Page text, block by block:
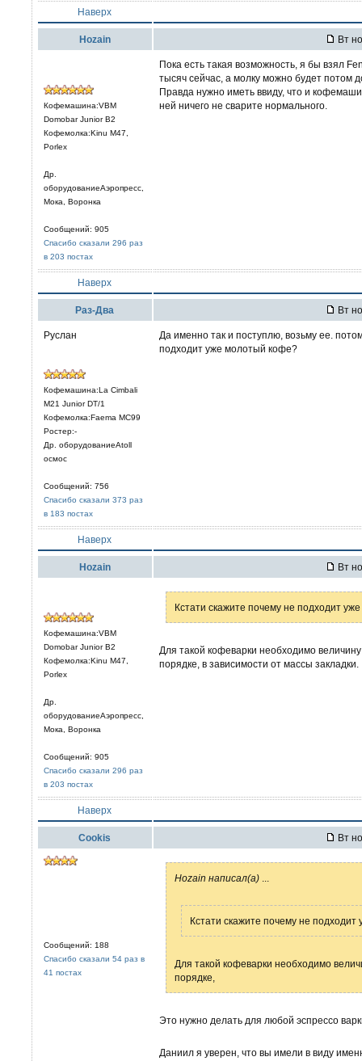
Наверх
Hozain Вт
Кофемашина:VBM
Domobar Junior B2
Кофемолка:Kinu M47,
Porlex
Др.
оборудованиеАэропресс,
Мока, Воронка
Сообщений: 905
Спасибо сказали 296 раз
в 203 постах
Пока есть такая возможность, я бы взял
тысяч сейчас, а молку можно будет потом
Правда нужно иметь ввиду, что и
ней ничего не сварите нормального.
Наверх
Раз-Два Вт
Руслан
Кофемашина:La Cimbali
M21 Junior DT/1
Кофемолка:Faema MC99
Ростер:-
Др. оборудованиеAtoll
осмос
Сообщений: 756
Спасибо сказали 373 раз
в 183 постах
Да именно так и поступлю, возьму ее.
подходит уже молотый кофе?
Наверх
Hozain Вт
Кофемашина:VBM
Domobar Junior B2
Кофемолка:Kinu M47,
Porlex
Др.
оборудованиеАэропресс,
Мока, Воронка
Сообщений: 905
Спасибо сказали 296 раз
в 203 постах
Кстати скажите почему не подходит
Для такой кофеварки необходимо
порядке, в зависимости от массы закладки.
Наверх
Cookis Вт
Сообщений: 188
Спасибо сказали 54 раз в
41 постах
Hozain написал(а)
Кстати скажите почему не
Для такой кофеварки необходимо
порядке,
Это нужно делать для любой эспрессо
Даниил я уверен, что вы имели в виду